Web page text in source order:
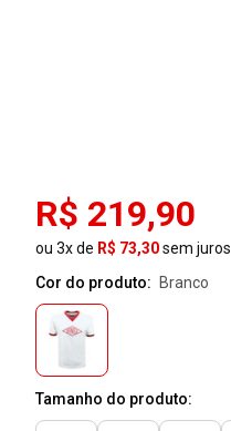
R$ 219,90
ou 3x de R$ 73,30sem juros
Cor do produto:
branco
Tamanho do produto: